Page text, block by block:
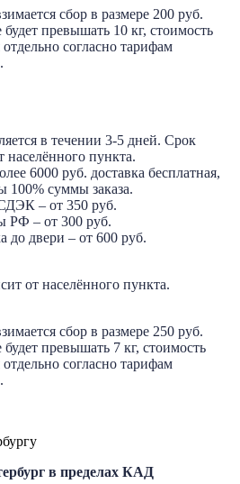
сбор в размере 200 руб.
будет превышать 10 кг, стоимость
согласно тарифам
в течении 3-5 дней. Срок
населённого пункта.
6000 руб. доставка бесплатная,
100% суммы заказа.
– от 350 руб.
РФ – от 300 руб.
до двери – от 600 руб.
от населённого пункта.
сбор в размере 250 руб.
будет превышать 7 кг, стоимость
согласно тарифам
в пределах КАД